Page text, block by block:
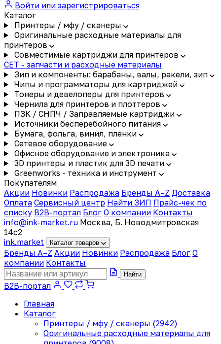
Войти или зарегистрироваться
Каталог
Принтеры / мфу / сканеры
Оригинальные расходные материалы для
принтеров
Совместимые картриджи для принтеров
CET - запчасти и расходные материалы
Зип и компоненты: барабаны, валы, ракели, зип
Чипы и программаторы для картриджей
Тонеры и девелоперы для принтеров
Чернила для принтеров и плоттеров
ПЗК / СНПЧ / Заправляемые картриджи
Источники бесперебойного питания
Бумага, фольга, винил, пленки
Сетевое оборудование
Офисное оборудование и электроника
3D принтеры и пластик для 3D печати
Greenworks - техника и инструмент
Покупателям
Акции Новинки Распродажа Бренды A–Z Доставка
Оплата Сервисный центр Найти ЗИП Прайс-чек по
списку B2B-портал Блог О компании Контакты
info@ink-market.ru Москва, Б. Новодмитровская
14с2
ink.market Каталог товаров
Бренды A–Z Акции Новинки Распродажа Блог О
компании Контакты
Найти
B2B-портал
Главная
Каталог
Принтеры / мфу / сканеры (2942)
Оригинальные расходные материалы для